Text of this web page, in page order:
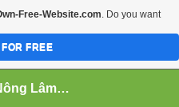
Trung học Nông Lâm Súc Cần Thơ
Free-Website.com. Do you want
FREE